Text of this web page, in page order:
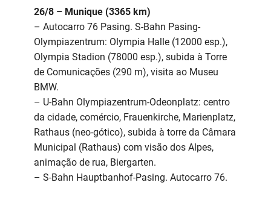
26/8 – Munique (3365 km)
– Autocarro 76 Pasing. S-Bahn Pasing-
Olympiazentrum: Olympia Halle (12000 esp.),
Olympia Stadion (78000 esp.), subida à Torre
de Comunicações (290 m), visita ao Museu
BMW.
– U-Bahn Olympiazentrum-Odeonplatz: centro
da cidade, comércio, Frauenkirche, Marienplatz,
Rathaus (neo-gótico), subida à torre da Câmara
Municipal (Rathaus) com visão dos Alpes,
animação de rua, Biergarten.
– S-Bahn Hauptbanhof-Pasing. Autocarro 76.